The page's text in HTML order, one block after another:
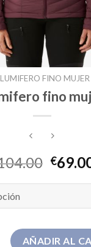
FINO MUJER
fino
€
mujer cantidad
AÑADIR AL